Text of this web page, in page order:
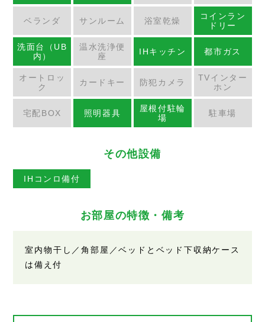
ベランダ サンルーム 浴室乾燥
コインラン
ドリー
洗面台（UB
内）
温水洗浄便
座
IHキッチン 都市ガス
オートロッ
ク
カードキー 防犯カメラ
TVインター
ホン
宅配BOX 照明器具
屋根付駐輪
場
駐車場
その他設備
IHコンロ備付
お部屋の特徴・備考
室内物干し／角部屋／ベッドとベッド下収納ケース
は備え付